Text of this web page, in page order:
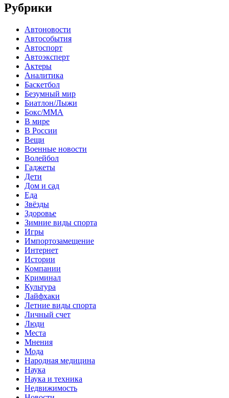
Рубрики
Автоновости
Автособытия
Автоспорт
Автоэксперт
Актеры
Аналитика
Баскетбол
Безумный мир
Биатлон/Лыжи
Бокс/MMA
В мире
В России
Вещи
Военные новости
Волейбол
Гаджеты
Дети
Дом и сад
Еда
Звёзды
Здоровье
Зимние виды спорта
Игры
Импортозамещение
Интернет
Истории
Компании
Криминал
Культура
Лайфхаки
Летние виды спорта
Личный счет
Люди
Места
Мнения
Мода
Народная медицина
Наука
Наука и техника
Недвижимость